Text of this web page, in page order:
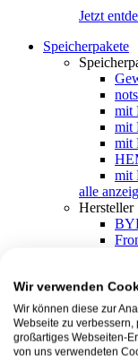
Jetzt
Speicherpakete
mit
mit
mit
mit
alle
Hersteller
Wir verwenden
Wir können diese zur
Webseite zu
großartiges Webseiten-
von uns verwendeten